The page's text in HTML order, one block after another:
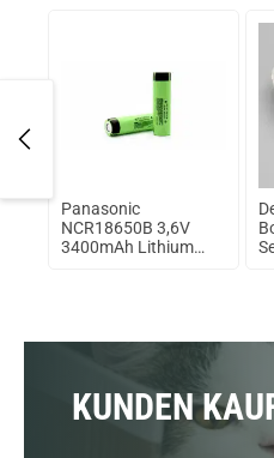
Panasonic
NCR18650B 3,6V
3400mAh Lithium
KUNDEN